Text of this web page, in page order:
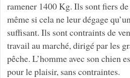
ramener 1400 Kg. Ils sont fiers
même si cela ne leur dégage
suffisant. Ils sont contraints de
travail au marché, dirigé par les
pêche. L’homme avec son chien
pour le plaisir, sans contraintes.